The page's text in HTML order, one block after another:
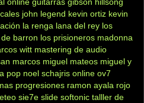
john legend kevin ortiz kevin
la renga lana del rey los
barron los prisioneros madonna
witt mastering de audio
marcos miguel mateos miguel y
pop noel schajris online ov7
progresiones ramon ayala rojo
sie7e slide softonic talller de